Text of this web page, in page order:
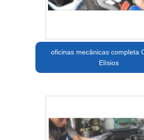
oficinas mecânicas completa
Elísios